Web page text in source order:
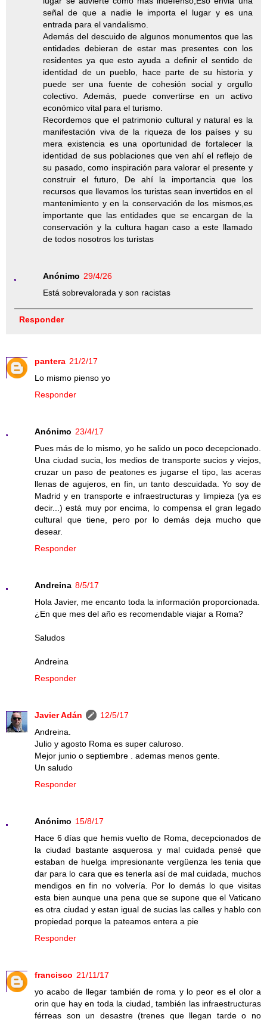
señal de que a nadie le importa el lugar y es una
entrada para el vandalismo.
Además del descuido de algunos monumentos que las
entidades debieran de estar mas presentes con los
residentes ya que esto ayuda a definir el sentido de
identidad de un pueblo, hace parte de su historia y
puede ser una fuente de cohesión social y orgullo
colectivo. Además, puede convertirse en un activo
económico vital para el turismo.
Recordemos que el patrimonio cultural y natural es la
manifestación viva de la riqueza de los países y su
mera existencia es una oportunidad de fortalecer la
identidad de sus poblaciones que ven ahí el reflejo de
su pasado, como inspiración para valorar el presente y
construir el futuro, De ahí la importancia que los
recursos que llevamos los turistas sean invertidos en el
mantenimiento y en la conservación de los mismos,es
importante que las entidades que se encargan de la
conservación y la cultura hagan caso a este llamado
de todos nosotros los turistas
Anónimo 29/4/26
Está sobrevalorada y son racistas
Responder
pantera 21/2/17
Lo mismo pienso yo
Responder
Anónimo 23/4/17
Pues más de lo mismo, yo he salido un poco decepcionado.
Una ciudad sucia, los medios de transporte sucios y viejos,
cruzar un paso de peatones es jugarse el tipo, las aceras
llenas de agujeros, en fin, un tanto descuidada. Yo soy de
Madrid y en transporte e infraestructuras y limpieza (ya es
decir...) está muy por encima, lo compensa el gran legado
cultural que tiene, pero por lo demás deja mucho que
desear.
Responder
Andreina 8/5/17
Hola Javier, me encanto toda la información proporcionada.
¿En que mes del año es recomendable viajar a Roma?
Saludos
Andreina
Responder
Javier Adán
12/5/17
Andreina.
Julio y agosto Roma es super caluroso.
Mejor junio o septiembre . ademas menos gente.
Un saludo
Responder
Anónimo 15/8/17
Hace 6 días que hemis vuelto de Roma, decepcionados de
la ciudad bastante asquerosa y mal cuidada pensé que
estaban de huelga impresionante vergüenza les tenia que
dar para lo cara que es tenerla así de mal cuidada, muchos
mendigos en fin no volvería. Por lo demás lo que visitas
esta bien aunque una pena que se supone que el Vaticano
es otra ciudad y estan igual de sucias las calles y hablo con
propiedad porque la pateamos entera a pie
Responder
francisco 21/11/17
yo acabo de llegar también de roma y lo peor es el olor a
orin que hay en toda la ciudad, también las infraestructuras
férreas son un desastre (trenes que llegan tarde o no